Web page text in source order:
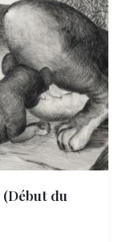
(Début du